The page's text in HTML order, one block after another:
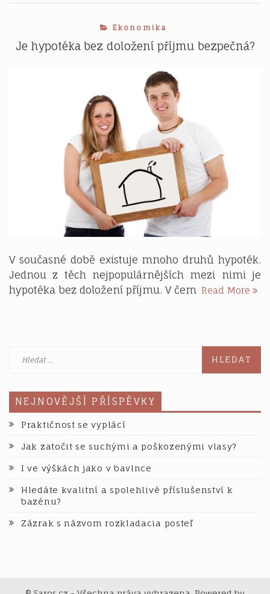
nápad?
Ekonomika
Je hypotéka bez doložení příjmu bezpečná?
V současné době existuje mnoho druhů hypoték.
Jednou z těch nejpopulárnějších mezi nimi je
hypotéka bez doložení příjmu. V čem Read More Je
NEJNOVĚJŠÍ PŘÍSPĚVKY
Praktičnost se vyplácí
Jak zatočit se suchými a poškozenými vlasy?
I ve výškách jako v bavlnce
Hledáte kvalitní a spolehlivé příslušenství k
bazénu?
Zázrak s názvom rozkladacia posteľ